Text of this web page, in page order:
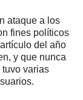
ataque a los
fines políticos
del año
y que nunca
tuvo varias